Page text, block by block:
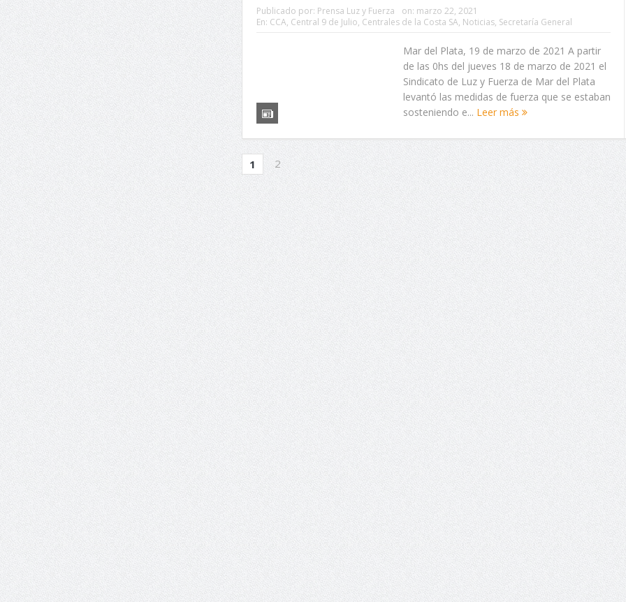
Publicado por: Prensa Luz y Fuerza on: marzo 22, 2021
En: CCA, Central 9 de Julio, Centrales de la Costa SA, Noticias, Secretaría General
Mar del Plata, 19 de marzo de 2021 A partir
de las 0hs del jueves 18 de marzo de 2021 el
Sindicato de Luz y Fuerza de Mar del Plata
levantó las medidas de fuerza que se estaban
sosteniendo e... Leer más
1 2